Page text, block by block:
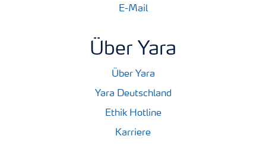
E-Mail
Über Yara
Über Yara
Yara Deutschland
Ethik Hotline
Karriere